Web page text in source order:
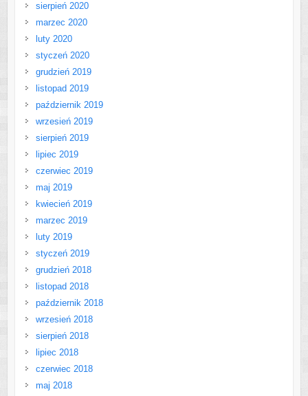
sierpień 2020
marzec 2020
luty 2020
styczeń 2020
grudzień 2019
listopad 2019
październik 2019
wrzesień 2019
sierpień 2019
lipiec 2019
czerwiec 2019
maj 2019
kwiecień 2019
marzec 2019
luty 2019
styczeń 2019
grudzień 2018
listopad 2018
październik 2018
wrzesień 2018
sierpień 2018
lipiec 2018
czerwiec 2018
maj 2018